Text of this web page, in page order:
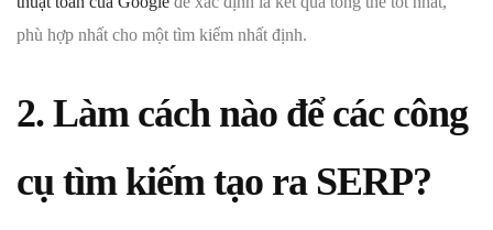
phù hợp nhất cho một tìm kiếm nhất định.
2. Làm cách nào để các công
cụ tìm kiếm tạo ra SERP?